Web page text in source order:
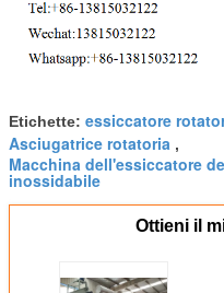
Etichette: essiccatore
Asciugatrice rotatoria ,
Macchina dell'essiccatore
inossidabile
Ottieni il